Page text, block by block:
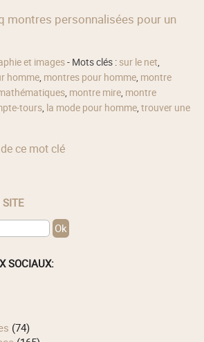
montres personnalisées pour un
et images- Mots clés : sur le net,
homme, montres pour homme, montre
, montre mire, montre
tours, la mode pour homme,trouver une
ce mot clé
SITE
SOCIAUX:
(74)